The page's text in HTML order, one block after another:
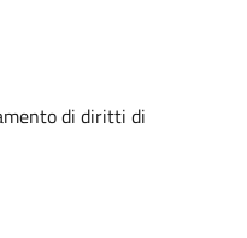
di diritti di